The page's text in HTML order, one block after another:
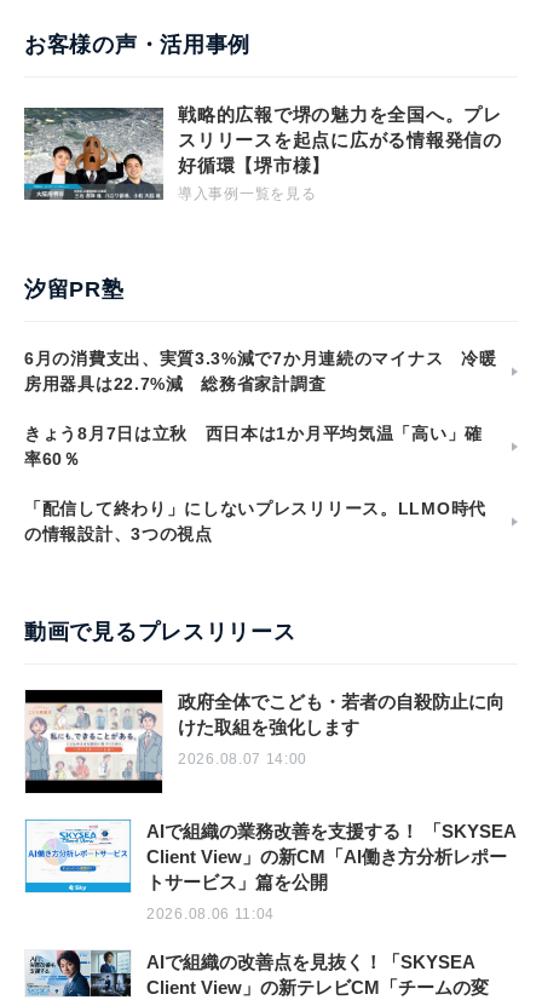
お客様の声・活用事例
戦略的広報で堺の魅力を全国へ。プレ
スリリースを起点に広がる情報発信の
好循環【堺市様】
導入事例一覧を見る
汐留PR塾
6月の消費支出、実質3.3%減で7か月連続のマイナス 冷暖
房用器具は22.7%減 総務省家計調査
きょう8月7日は立秋 西日本は1か月平均気温「高い」確
率60％
「配信して終わり」にしないプレスリリース。LLMO時代
の情報設計、3つの視点
動画で見るプレスリリース
政府全体でこども・若者の自殺防止に向
けた取組を強化します
2026.08.07 14:00
AIで組織の業務改善を支援する！ 「SKYSEA
Client View」の新CM「AI働き方分析レポー
トサービス」篇を公開
2026.08.06 11:04
AIで組織の改善点を見抜く！「SKYSEA
Client View」の新テレビCM「チームの変